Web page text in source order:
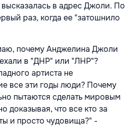
высказалась в адрес Джоли. По
раз, когда ее "затошнило
почему Анджелина Джоли
в "ДНР" или "ЛНР"?
артиста не
все эти годы люди? Почему
пытаются сделать мировым
доказывая, что все кто за
и просто чудовища?" -